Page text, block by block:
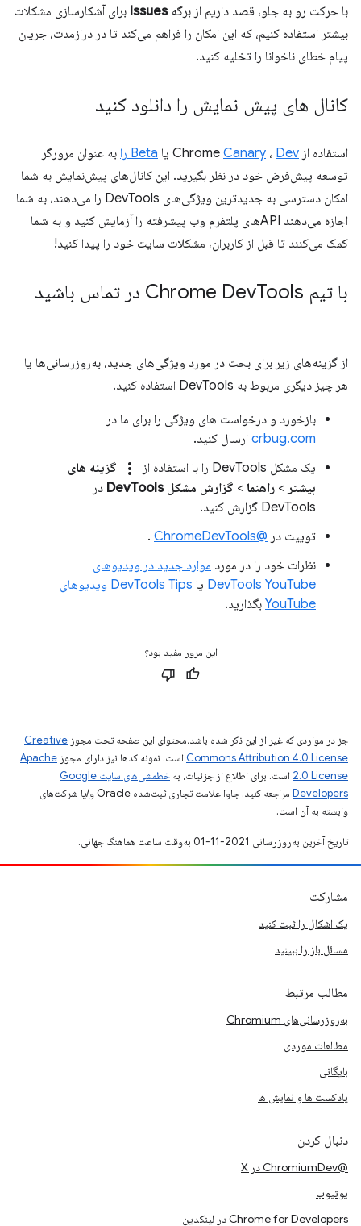
با حرکت رو به جلو، قصد داریم از برگهIssues برای آشکارسازی مشکلات
بیشتر استفاده کنیم، که این امکان را فراهم می‌کند تا در درازمدت، جریان
پیام خطای ناخوانا را تخلیه کنید.
کانال های پیش نمایش را دانلود کنید
استفاده از Chrome Canary ، Dev یا Beta را
به عنوان مرورگر
توسعه پیش‌فرض خود در نظر بگیرید. این کانال‌های پیش‌نمایش به شما
امکان دسترسی به جدیدترین ویژگی‌های DevTools را می‌دهند، به شما
اجازه می‌دهند APIهای پلتفرم وب پیشرفته را آزمایش کنید و به شما
کمک می‌کنند تا قبل از کاربران، مشکلات سایت خود را پیدا کنید!
با تیم Chrome Dev Tools در تماس باشید
از گزینه‌های زیر برای بحث در مورد ویژگی‌های جدید، به‌روزرسانی‌ها یا
هر چیز دیگری مربوط به DevTools استفاده کنید.
بازخورد و درخواست های ویژگی را برای ما در
crbug.com ارسال کنید.
یک مشکل DevTools را با استفاده از
more_vert
گزینه های
بیشتر > راهنما > گزارش مشکل DevTools
در
DevTools گزارش کنید.
توییت در @ChromeDevTools
.
نظرات خود را در مورد موارد جدید در ویدیوهای
DevTools YouTube یا
DevTools Tips ویدیوهای
YouTube بگذارید.
این مرور مفید بود؟
جز در مواردی که غیر از این ذکر شده باشد،‌محتوای این صفحه تحت مجوز Creative
Commons Attribution 4.0 License است. نمونه کدها نیز دارای مجوز Apache
2.0 License است. برای اطلاع از جزئیات، به
خطمشی‌های سایت Google
Developers‏
مراجعه کنید. جاوا علامت تجاری ثبت‌شده Oracle و/یا شرکت‌های
وابسته به آن است.
تاریخ آخرین به‌روزرسانی 2021-11-01 به‌وقت ساعت هماهنگ جهانی.
مشارکت
یک اشکال را ثبت کنید
مسائل باز را ببینید
مطالب مرتبط
به‌روزرسانی‌های Chromium
مطالعات موردی
بایگانی
پادکست ها و نمایش ها
دنبال کردن
@ChromiumDev در X
یوتیوب
Chrome for Developers در لینکدین